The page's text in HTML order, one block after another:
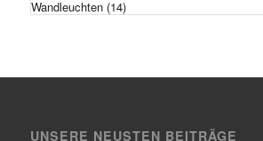
Wandleuchten (14)
UNSERE NEUSTEN BEITRÄGE